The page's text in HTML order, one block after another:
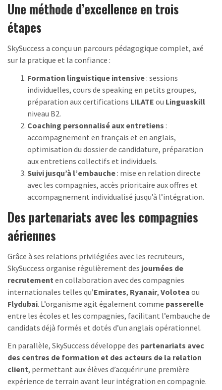
Une méthode d’excellence en trois
étapes
SkySuccess a conçu un parcours pédagogique complet, axé
sur la pratique et la confiance :
Formation linguistique intensive : sessions
individuelles, cours de speaking en petits groupes,
préparation aux certifications LILATE ou Linguaskill
niveau B2.
Coaching personnalisé aux entretiens :
accompagnement en français et en anglais,
optimisation du dossier de candidature, préparation
aux entretiens collectifs et individuels.
Suivi jusqu’à l’embauche : mise en relation directe
avec les compagnies, accès prioritaire aux offres et
accompagnement individualisé jusqu’à l’intégration.
Des partenariats avec les compagnies
aériennes
Grâce à ses relations privilégiées avec les recruteurs,
SkySuccess organise régulièrement des journées de
recrutement en collaboration avec des compagnies
internationales telles qu’Emirates, Ryanair, Volotea ou
Flydubai. L’organisme agit également comme passerelle
entre les écoles et les compagnies, facilitant l’embauche de
candidats déjà formés et dotés d’un anglais opérationnel.
En parallèle, SkySuccess développe des partenariats avec
des centres de formation et des acteurs de la relation
client, permettant aux élèves d’acquérir une première
expérience de terrain avant leur intégration en compagnie.